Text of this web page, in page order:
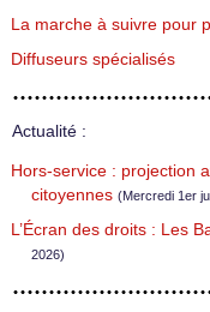
La marche à suivre pour
Diffuseurs spécialisés
Actualité :
Hors-service : projection
citoyennes (Mercredi 1er
L’Écran des droits : Les
2026)